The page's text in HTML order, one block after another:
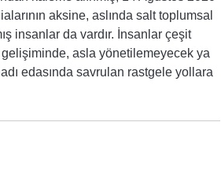
aksine, aslında salt toplumsal
insanlar da vardır. İnsanlar çeşit
asla yönetilemeyecek ya
edasında savrulan rastgele yollara